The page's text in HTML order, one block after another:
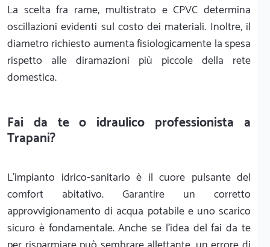
La scelta fra rame, multistrato e CPVC determina
oscillazioni evidenti sul costo dei materiali. Inoltre, il
diametro richiesto aumenta fisiologicamente la spesa
rispetto alle diramazioni più piccole della rete
domestica.
Fai da te o idraulico professionista a
Trapani?
L'impianto idrico-sanitario è il cuore pulsante del
comfort abitativo. Garantire un corretto
approvvigionamento di acqua potabile e uno scarico
sicuro è fondamentale. Anche se l'idea del fai da te